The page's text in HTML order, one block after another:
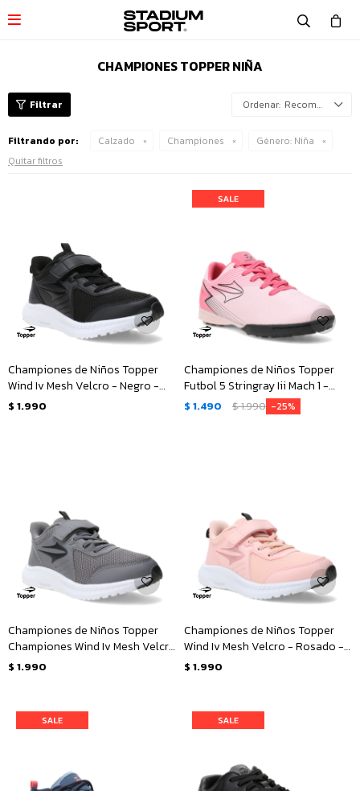

CHAMPIONES TOPPER NIÑA
Recomendados
Filtrando por: Calzado Championes Género: Niña
Quitar filtros
Championes de Niños Topper
Wind Iv Mesh Velcro - Negro -
Blanco
$ 1.990
Championes de Niños Topper
Futbol 5 Stringray Iii Mach 1 -
Rosado - Negro
$ 1.490 $1.990 25
Championes de Niños Topper
Championes Wind Iv Mesh Velcro
- Gris - Negro
$ 1.990
Championes de Niños Topper
Wind Iv Mesh Velcro - Rosado -
Negro
$ 1.990